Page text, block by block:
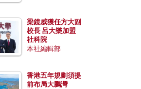
梁鏡威獲任方大副
校長 呂大樂加盟
社科院
本社編輯部
香港五年規劃須提
前布局大鵬灣